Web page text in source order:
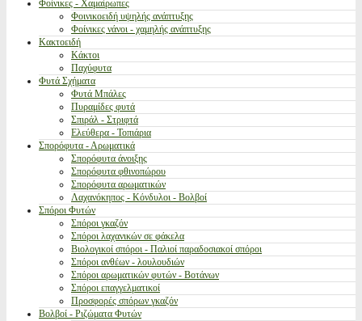
Φοίνικες - Χαμαίρωπες
Φοινικοειδή υψηλής ανάπτυξης
Φοίνικες νάνοι - χαμηλής ανάπτυξης
Κακτοειδή
Κάκτοι
Παχύφυτα
Φυτά Σχήματα
Φυτά Μπάλες
Πυραμίδες φυτά
Σπιράλ - Στριφτά
Ελεύθερα - Τοπιάρια
Σπορόφυτα - Αρωματικά
Σπορόφυτα άνοιξης
Σπορόφυτα φθινοπώρου
Σπορόφυτα αρωματικών
Λαχανόκηπος - Κόνδυλοι - Βολβοί
Σπόροι Φυτών
Σπόροι γκαζόν
Σπόροι λαχανικών σε φάκελα
Βιολογικοί σπόροι - Παλιοί παραδοσιακοί σπόροι
Σπόροι ανθέων - λουλουδιών
Σπόροι αρωματικών φυτών - Βοτάνων
Σπόροι επαγγελματικοί
Προσφορές σπόρων γκαζόν
Βολβοί - Ριζώματα Φυτών